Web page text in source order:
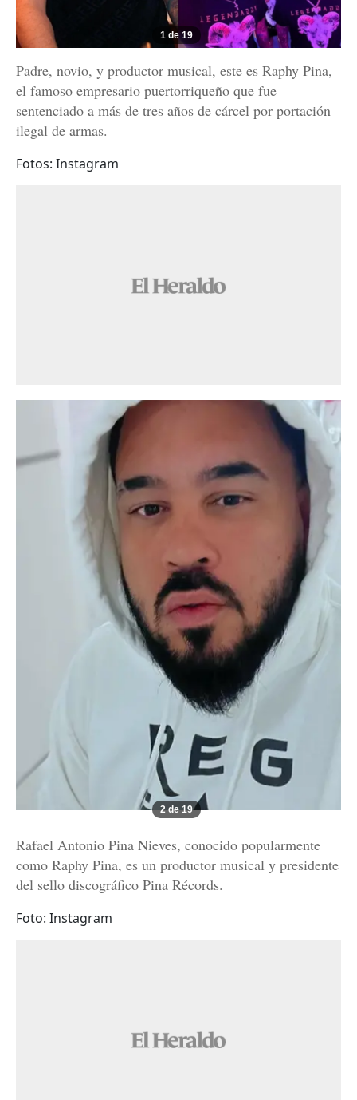
1 de 19
Padre, novio, y productor musical, este es Raphy Pina,
el famoso empresario puertorriqueño que fue
sentenciado a más de tres años de cárcel por portación
ilegal de armas.
Fotos: Instagram
2 de 19
Rafael Antonio Pina Nieves, conocido popularmente
como Raphy Pina, es un productor musical y presidente
del sello discográfico Pina Récords.
Foto: Instagram